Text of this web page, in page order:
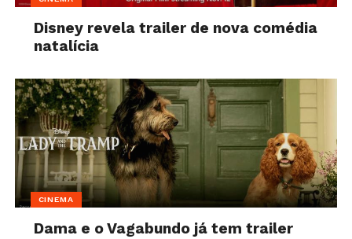
Disney revela trailer de nova comédia
natalícia
CINEMA
Dama e o Vagabundo já tem trailer